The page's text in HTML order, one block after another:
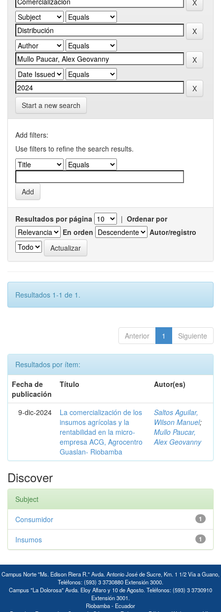
Start a new search
Add filters:
Use filters to refine the search results.
Resultados por página | Ordenar por
En orden
Autor/registro
Resultados 1-1 de 1.
Anterior 1 Siguiente
Resultados por ítem:
Fecha de
publicación
Título Autor(es)
9-dic-2024
La comercialización de los
insumos agrícolas y la
rentabilidad en la micro-
empresa ACG, Agrocentro
Guaslan- Riobamba
Saltos Aguilar,
Wilson Manuel;
Mullo Paucar,
Alex Geovanny
Discover
Subject
1
Consumidor
1
Insumos
Campus Norte "Ms. Edison Riera R." Avda. Antonio José de Sucre, Km. 1 1/2 Vía a Guano,
Teléfonos: (593) 3 3730880 Extensión 3000.
Campus "La Dolorosa" Avda. Eloy Alfaro y 10 de Agosto. Teléfonos: (593) 3 3730910
Extensión 3001.
Riobamba - Ecuador